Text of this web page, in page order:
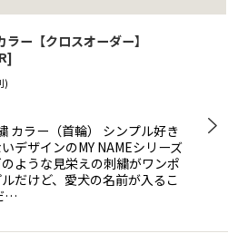
ラー【クロスオーダー】
]
)
カラー（首輪） シンプル好き
デザインのMY NAMEシリーズ
ような見栄えの刺繍がワンポ
だけど、愛犬の名前が入るこ
…